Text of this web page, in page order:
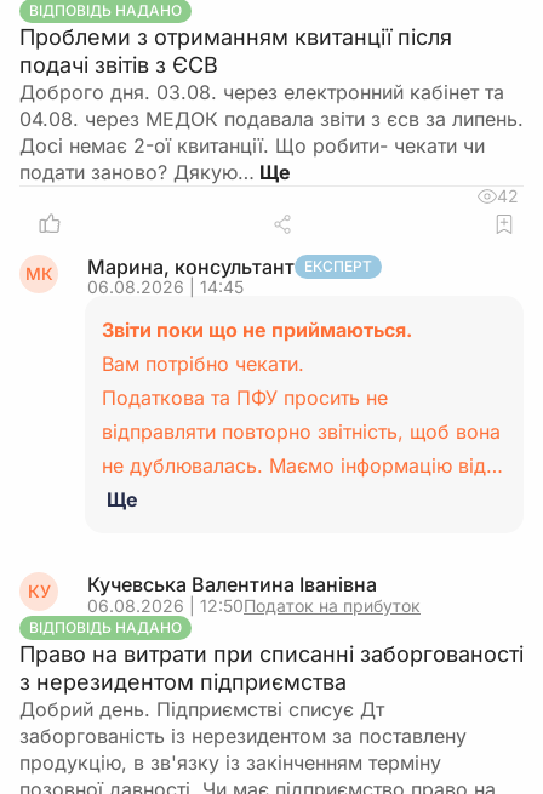
ВІДПОВІДЬ НАДАНО
Проблеми з отриманням квитанції після
подачі звітів з ЄСВ
Доброго дня. 03.08. через електронний кабінет та
04.08. через МЕДОК подавала звіти з єсв за липень.
Досі немає 2-ої квитанції. Що робити- чекати чи
подати заново? Дякую…
42
МК Марина, консультант ЕКСПЕРТ
06.08.2026 | 14:45
Звіти поки що не приймаються.
Вам потрібно чекати.
Податкова та ПФУ просить не
відправляти повторно звітність, щоб вона
не дублювалась. Маємо інформацію від…
Ще
КУ Кучевська Валентина Іванівна
06.08.2026 | 12:50Податок на прибуток
ВІДПОВІДЬ НАДАНО
Право на витрати при списанні заборгованості
з нерезидентом підприємства
Добрий день. Підприємстві списує Дт
заборгованість із нерезидентом за поставлену
продукцію, в зв'язку із закінченням терміну
позовної давності. Чи має підприємство право на